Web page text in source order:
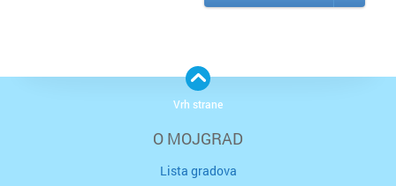
O MOJGRAD
Lista gradova
Vrh strane